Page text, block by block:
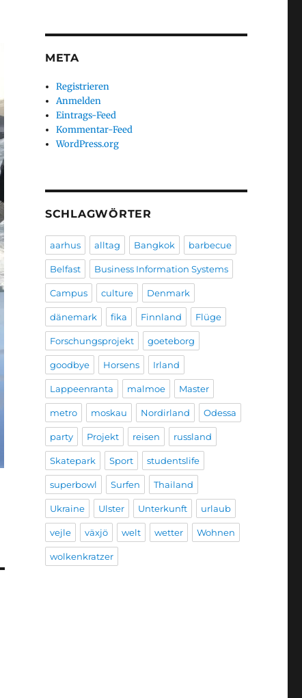
META
Registrieren
Anmelden
Eintrags-Feed
Kommentar-Feed
WordPress.org
SCHLAGWÖRTER
aarhus alltag Bangkok barbecue
Belfast Business Information Systems
Campus culture Denmark
dänemark fika Finnland Flüge
Forschungsprojekt goeteborg
goodbye Horsens Irland
Lappeenranta malmoe Master
metro moskau Nordirland Odessa
party Projekt reisen russland
Skatepark Sport studentslife
superbowl Surfen Thailand
Ukraine Ulster Unterkunft urlaub
vejle växjö welt wetter Wohnen
wolkenkratzer